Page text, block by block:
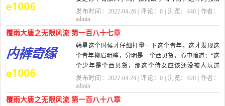
争，最终岂不是...
发布时间：2022-04-26 | 评论：0 | 浏览：440 | 作者：
admin
覆雨大唐之无限风流 第一百八十七章
韩星这个时候才仔细打量一下这个青年，这才发现这
个青年柳眉明眸，分明是一个西贝货，心中暗道：“这
个少年是个西贝货，那这个侍女应该还没被人玩过
了。”口中却...
发布时间：2022-04-24 | 评论：0 | 浏览：420 | 作者：
admin
覆雨大唐之无限风流 第一百八十八章